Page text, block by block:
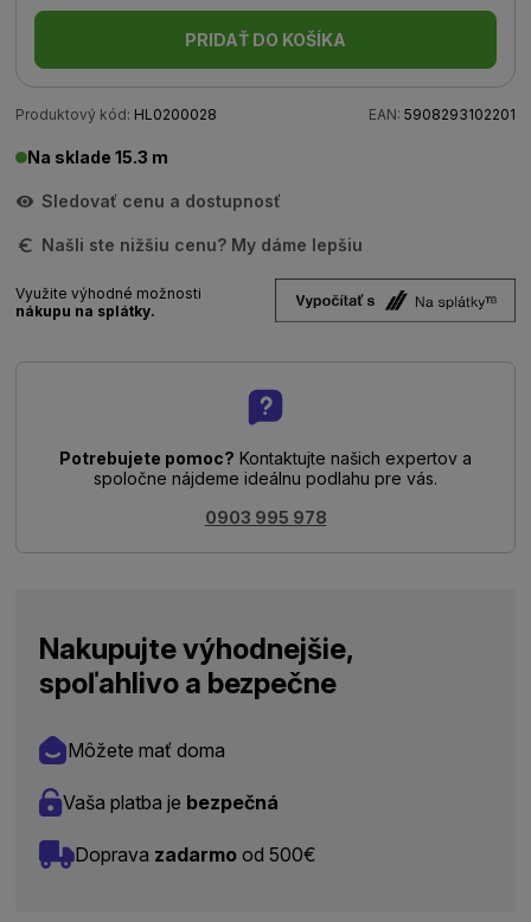
PRIDAŤ DO KOŠÍKA
Produktový kód: HL0200028 EAN: 5908293102201
Na sklade 15.3 m
Sledovať cenu a dostupnosť
Našli ste nižšiu cenu? My dáme lepšiu
Využite výhodné možnosti
nákupu na splátky.
Potrebujete pomoc? Kontaktujte našich expertov a
spoločne nájdeme ideálnu podlahu pre vás.
0903 995 978
Nakupujte výhodnejšie,
spoľahlivo a bezpečne
Môžete mať doma
Vaša platba je bezpečná
Doprava zadarmo od 500€